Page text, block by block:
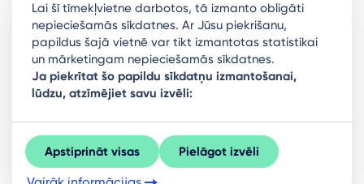
Ready to stay in the loop on Rigas business
community? Subscribe to our newsletter.
Sign Up
Lai šī tīmekļvietne darbotos, tā izmanto obligāti
nepieciešamās sīkdatnes. Ar Jūsu piekrišanu,
papildus šajā vietnē var tikt izmantotas statistikai
un mārketingam nepieciešamās sīkdatnes.
Ja piekrītat šo papildu sīkdatņu izmantošanai,
lūdzu, atzīmējiet savu izvēli:
Apstiprināt visas Pielāgot izvēli